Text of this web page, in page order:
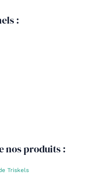
:
nos produits :
Triskels